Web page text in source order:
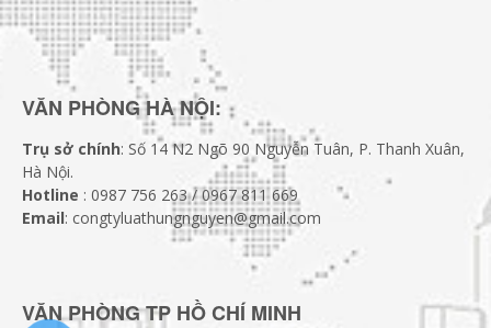
VĂN PHÒNG HÀ NỘI:
Trụ sở chính: Số 14 N2 Ngõ 90 Nguyễn Tuân, P. Thanh Xuân,
Hà Nội.
Hotline : 0987 756 263 / 0967 811 669
Email: congtyluathungnguyen@gmail.com
VĂN PHÒNG TP HỒ CHÍ MINH